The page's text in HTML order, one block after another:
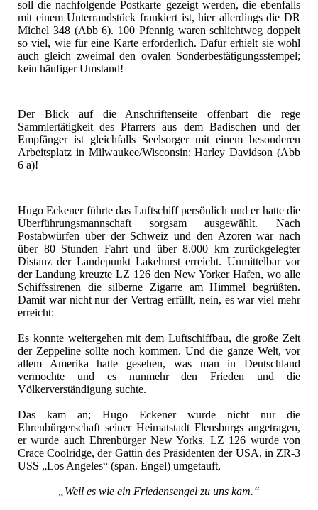
soll die nachfolgende Postkarte gezeigt werden, die ebenfalls
mit einem Unterrandstück frankiert ist, hier allerdings die DR
Michel 348 (Abb 6). 100 Pfennig waren schlichtweg doppelt
so viel, wie für eine Karte erforderlich. Dafür erhielt sie wohl
auch gleich zweimal den ovalen Sonderbestätigungsstempel;
kein häufiger Umstand!
Der Blick auf die Anschriftenseite offenbart die rege
Sammlertätigkeit des Pfarrers aus dem Badischen und der
Empfänger ist gleichfalls Seelsorger mit einem besonderen
Arbeitsplatz in Milwaukee/Wisconsin: Harley Davidson (Abb
6 a)!
Hugo Eckener führte das Luftschiff persönlich und er hatte die
Überführungsmannschaft sorgsam ausgewählt. Nach
Postabwürfen über der Schweiz und den Azoren war nach
über 80 Stunden Fahrt und über 8.000 km zurückgelegter
Distanz der Landepunkt Lakehurst erreicht. Unmittelbar vor
der Landung kreuzte LZ 126 den New Yorker Hafen, wo alle
Schiffssirenen die silberne Zigarre am Himmel begrüßten.
Damit war nicht nur der Vertrag erfüllt, nein, es war viel mehr
erreicht:
Es konnte weitergehen mit dem Luftschiffbau, die große Zeit
der Zeppeline sollte noch kommen. Und die ganze Welt, vor
allem Amerika hatte gesehen, was man in Deutschland
vermochte und es nunmehr den Frieden und die
Völkerverständigung suchte.
Das kam an; Hugo Eckener wurde nicht nur die
Ehrenbürgerschaft seiner Heimatstadt Flensburgs angetragen,
er wurde auch Ehrenbürger New Yorks. LZ 126 wurde von
Crace Coolridge, der Gattin des Präsidenten der USA, in ZR-3
USS „Los Angeles“ (span. Engel) umgetauft,
„Weil es wie ein Friedensengel zu uns kam.“